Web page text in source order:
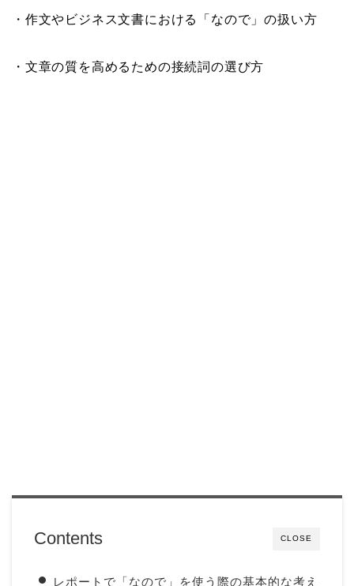
・作文やビジネス文書における「なので」の扱い方
・文章の質を高めるための接続詞の選び方
CLOSE
Contents
レポートで「なので」を使う際の基本的な考え